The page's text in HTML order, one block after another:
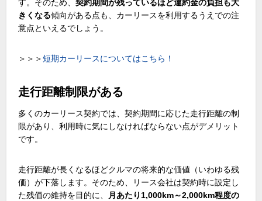
す。そのため、契約期間が残っているほど違約金の負担も大
きくなる傾向がある点も、カーリースを利用するうえでの注
意点といえるでしょう。
＞＞＞短期カーリースについてはこちら！
走行距離制限がある
多くのカーリース契約では、契約期間に応じた走行距離の制
限があり、利用時に気にしなければならない点がデメリット
です。
走行距離が長くなるほどクルマの将来的な価値（いわゆる残
価）が下落します。そのため、リース会社は契約時に設定し
た残価の維持を目的に、
月あたり1,000km～2,000km程度の